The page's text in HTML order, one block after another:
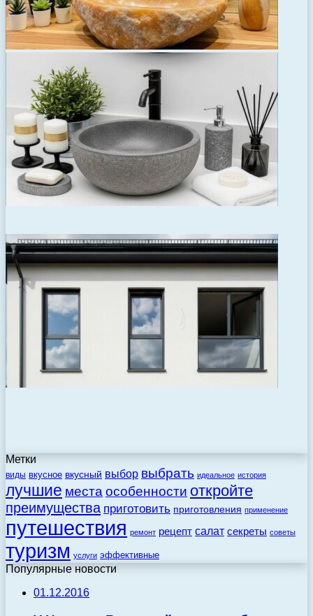
Метки
виды вкусное вкусный выбор выбрать идеальное история
лучшие места особенности откройте
преимущества приготовить приготовления применение
путешествия ремонт рецепт салат секреты советы
туризм услуги эффективные
Популярные новости
01.12.2016